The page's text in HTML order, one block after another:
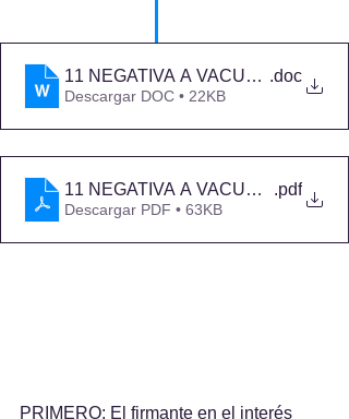
11 NEGATIVA A VACUNA .doc
Descargar DOC • 22KB
11 NEGATIVA A VACUNA .pdf
Descargar PDF • 63KB
PRIMERO: El firmante en el interés